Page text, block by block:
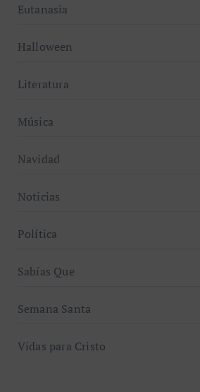
Eutanasia
Halloween
Literatura
Música
Navidad
Noticias
Política
Sabías Que
Semana Santa
Vidas para Cristo